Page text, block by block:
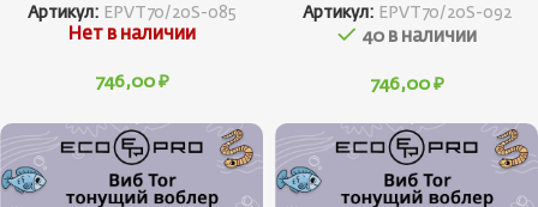
Артикул: EPVT70/20S-085
Нет в наличии
746,00 ₽
Артикул: EPVT70/20S-092
40 в наличии
746,00 ₽